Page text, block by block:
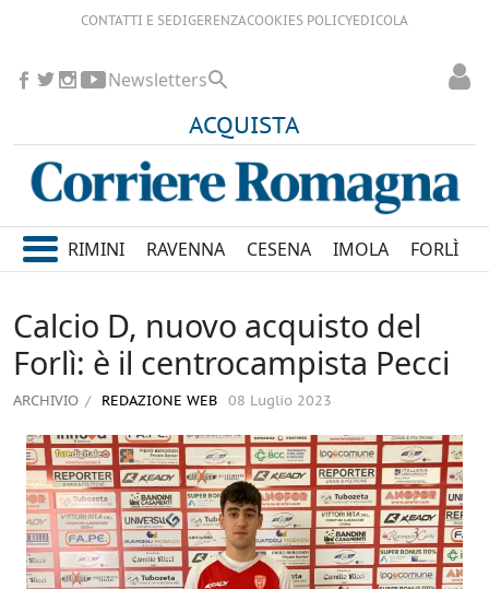
CONTATTI E SEDIGERENZACOOKIES POLICYEDICOLA
ACQUISTA
Newsletters
RIMINI RAVENNA CESENA IMOLA FORLÌ
Calcio D, nuovo acquisto del
Forlì: è il centrocampista Pecci
ARCHIVIO REDAZIONE WEB 08 Luglio 2023